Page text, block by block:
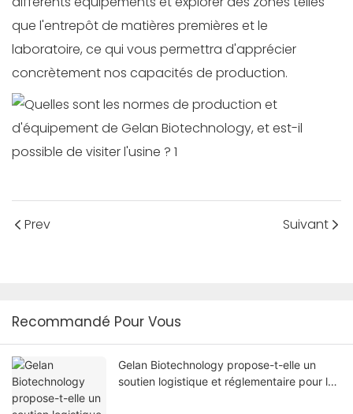
que l'entrepôt de matières premières et le
laboratoire, ce qui vous permettra d'apprécier
concrètement nos capacités de production.
Prev Suivant
Recommandé Pour Vous
Gelan Biotechnology propose-t-elle un
soutien logistique et réglementaire pour les